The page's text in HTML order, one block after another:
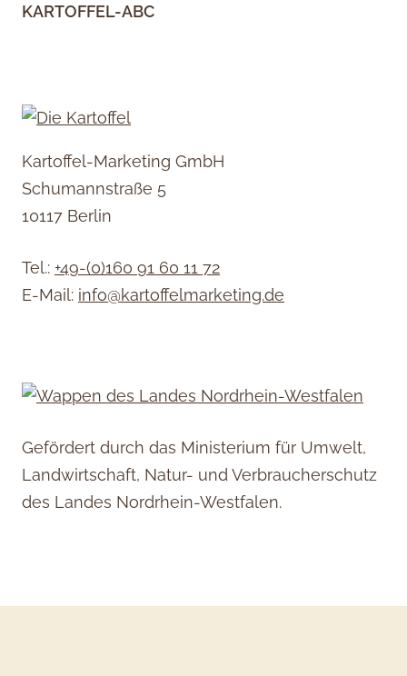
KARTOFFEL-ABC
Kartoffel-Marketing GmbH
Schumannstraße 5
10117 Berlin
Tel.: +49-(0)160 91 60 11 72
E-Mail: info@kartoffelmarketing.de
Gefördert durch das Ministerium für Umwelt,
Landwirtschaft, Natur- und Verbraucherschutz
des Landes Nordrhein-Westfalen.